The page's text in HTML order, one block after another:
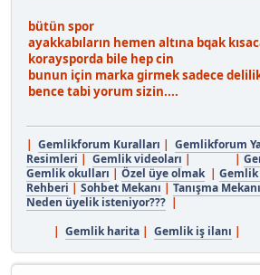
bütün spor
ayakkabıların hemen altına bqak
koraysporda bile hep cin
bunun için marka girmek sadece
bence tabi yorum sizin....
| Gemlikforum Kuralları | Gemlikforum
Resimleri | Gemlik videoları | |
Gemlik okulları | Özel üye olmak|
Rehberi | Sohbet Mekanı | Tanışma Mekanı
Neden üyelik isteniyor??? |
| Gemlik harita | Gemlik iş ilanı |